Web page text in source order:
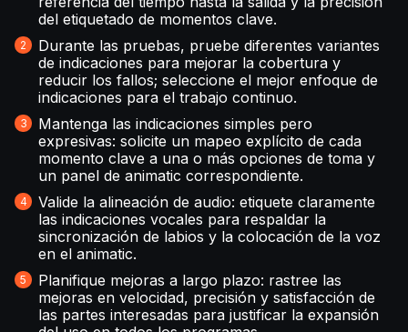
del etiquetado de momentos clave.
Durante las pruebas, pruebe diferentes variantes
de indicaciones para mejorar la cobertura y
reducir los fallos; seleccione el mejor enfoque de
indicaciones para el trabajo continuo.
Mantenga las indicaciones simples pero
expresivas: solicite un mapeo explícito de cada
momento clave a una o más opciones de toma y
un panel de animatic correspondiente.
Valide la alineación de audio: etiquete claramente
las indicaciones vocales para respaldar la
sincronización de labios y la colocación de la voz
en el animatic.
Planifique mejoras a largo plazo: rastree las
mejoras en velocidad, precisión y satisfacción de
las partes interesadas para justificar la expansión